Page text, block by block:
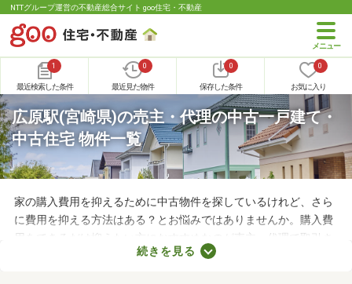
NTTグループ運営の不動産総合サイト goo住宅・不動産
1
最近検索した条件
0
最近見た物件
0
保存した条件
0
お気に入り
広原駅(宮崎県)の売主・代理の中古一戸建て・
中古住宅 物件一覧
家の購入費用を抑えるために中古物件を探しているけれど、さら
に費用を抑える方法はある？とお悩みではありませんか。購入費
用をできるだけ抑えたい方におすすめなのが売主・代理で取引さ
れる物件です。不動産会社への仲介手数料が発生しないので、購
続きを見る